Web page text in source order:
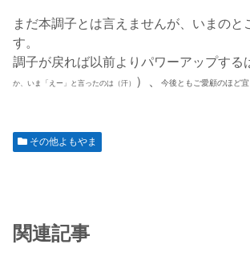
まだ本調子とは言えませんが、いまのと
す。
調子が戻れば以前よりパワーアップする
か、いま「えー」と言ったのは（汗） ）、 今後ともご愛顧のほど
その他よもやま
関連記事